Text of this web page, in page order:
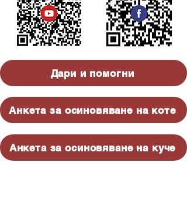
Дари и помогни
Анкета за осиновяване на коте
Анкета за осиновяване на куче